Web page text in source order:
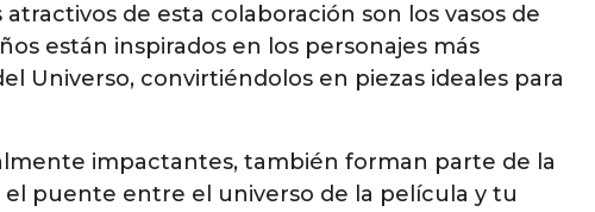
de esta colaboración son los vasos de
están inspirados en los personajes más
Universo, convirtiéndolos en piezas ideales para
impactantes, también forman parte de la
puente entre el universo de la película y tu